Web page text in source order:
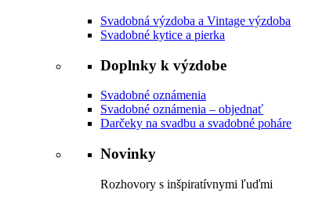
Svadobná výzdoba a Vintage výzdoba
Svadobné kytice a pierka
Doplnky k výzdobe
Svadobné oznámenia
Svadobné oznámenia – objednať
Darčeky na svadbu a svadobné poháre
Novinky
Rozhovory s inšpiratívnymi ľuďmi